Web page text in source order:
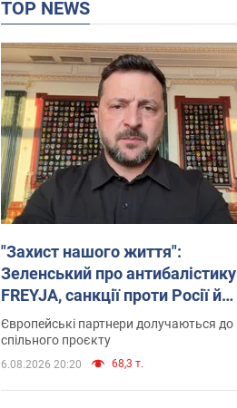
TOP NEWS
"Захист нашого життя":
Зеленський про антибалістику
FREYJA, санкції проти Росії й
підтримку аграріїв. Відео
Європейські партнери долучаються до
спільного проєкту
6.08.2026 20:20 68,3 т.